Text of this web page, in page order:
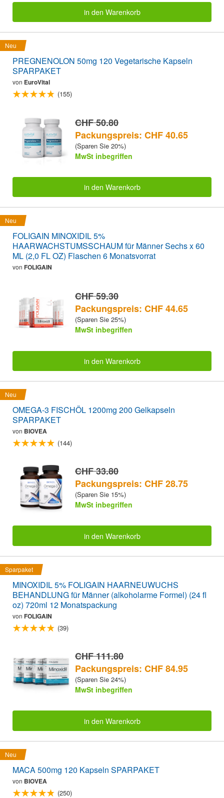
in den Warenkorb
Neu
PREGNENOLON 50mg 120 Vegetarische Kapseln
SPARPAKET
von EuroVital
(155)
CHF 50.80
Packungspreis: CHF 40.65
(Sparen Sie 20%)
MwSt inbegriffen
in den Warenkorb
Neu
FOLIGAIN MINOXIDIL 5%
HAARWACHSTUMSSCHAUM für Männer Sechs x 60
ML (2,0 FL OZ) Flaschen 6 Monatsvorrat
von FOLIGAIN
CHF 59.30
Packungspreis: CHF 44.65
(Sparen Sie 25%)
MwSt inbegriffen
in den Warenkorb
Neu
OMEGA-3 FISCHÖL 1200mg 200 Gelkapseln
SPARPAKET
von BIOVEA
(144)
CHF 33.80
Packungspreis: CHF 28.75
(Sparen Sie 15%)
MwSt inbegriffen
in den Warenkorb
Sparpaket
MINOXIDIL 5% FOLIGAIN HAARNEUWUCHS
BEHANDLUNG für Männer (alkoholarme Formel) (24 fl
oz) 720ml 12 Monatspackung
von FOLIGAIN
(39)
CHF 111.80
Packungspreis: CHF 84.95
(Sparen Sie 24%)
MwSt inbegriffen
in den Warenkorb
Neu
MACA 500mg 120 Kapseln SPARPAKET
von BIOVEA
(250)